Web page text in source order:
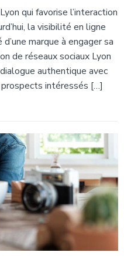
qui favorise l’interaction
la visibilité en ligne
marque à engager sa
de réseaux sociaux Lyon
authentique avec
intéressés […]